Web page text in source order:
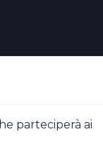
parteciperà ai